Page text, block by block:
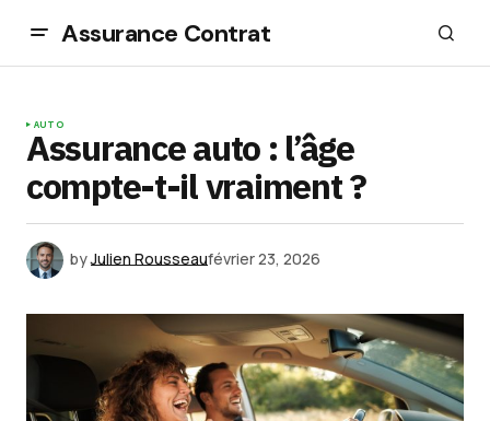
Assurance Contrat
AUTO
Assurance auto : l’âge
compte-t-il vraiment ?
byJulien Rousseaufévrier 23, 2026